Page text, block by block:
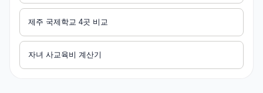
제주 국제학교 4곳 비교
자녀 사교육비 계산기